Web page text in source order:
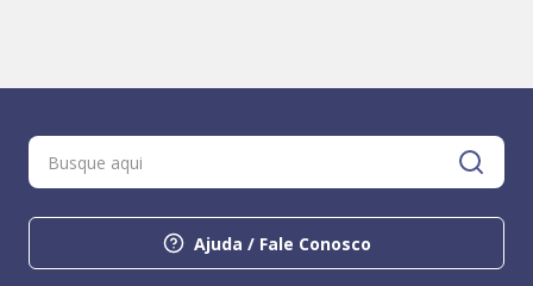
Ajuda / Fale Conosco